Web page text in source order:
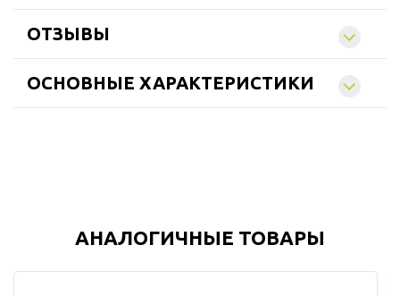
ОТЗЫВЫ
ОСНОВНЫЕ ХАРАКТЕРИСТИКИ
АНАЛОГИЧНЫЕ ТОВАРЫ